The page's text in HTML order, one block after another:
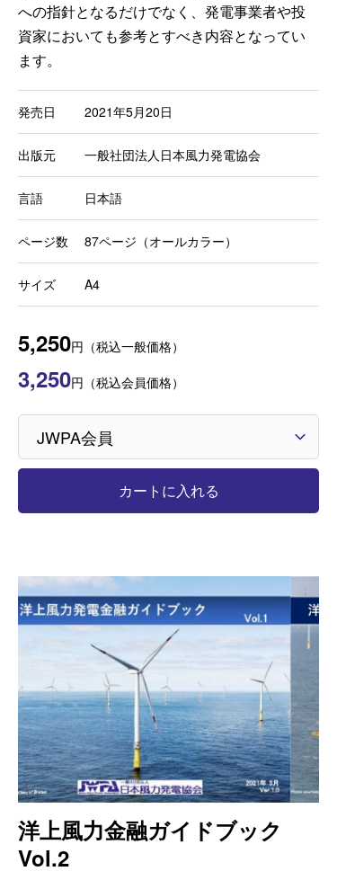
への指針となるだけでなく、発電事業者や投
資家においても参考とすべき内容となってい
ます。
発売日 2021年5月20日
出版元 一般社団法人日本風力発電協会
言語 日本語
ページ数 87ページ（オールカラー）
サイズ A4
5,250円（税込一般価格）
3,250円（税込会員価格）
洋上風力金融ガイドブック
Vol.2